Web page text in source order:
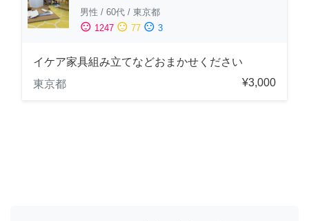
男性 / 60代 / 東京都
sentiment_satisfied 1247 sentiment_neutral 77 sentiment_dissatisfied 3
イケア家具組み立てなどおまかせください
東京都
¥3,000